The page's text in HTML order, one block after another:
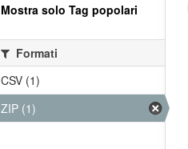
Mostra solo Tag popolari
Formati
CSV (1)
ZIP (1)